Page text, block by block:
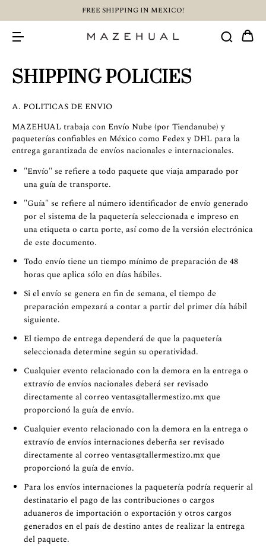
FREE SHIPPING IN MEXICO!
SHIPPING POLICIES
A. POLITICAS DE ENVIO
MAZEHUAL trabaja con Envío Nube (por Tiendanube) y
paqueterías confiables en México como Fedex y DHL para la
entrega garantizada de envíos nacionales e internacionales.
"Envío" se refiere a todo paquete que viaja amparado por
una guía de transporte.
"Guía" se refiere al número identificador de envío generado
por el sistema de la paquetería seleccionada e impreso en
una etiqueta o carta porte, así como de la versión electrónica
de este documento.
Todo envío tiene un tiempo mínimo de preparación de 48
horas que aplica sólo en días hábiles.
Si el envío se genera en fin de semana, el tiempo de
preparación empezará a contar a partir del primer día hábil
siguiente.
El tiempo de entrega dependerá de que la paquetería
seleccionada determine según su operatividad.
Cualquier evento relacionado con la demora en la entrega o
extravío de envíos nacionales deberá ser revisado
directamente al correo ventas@tallermestizo.mxque
proporcionó la guía de envío.
Cualquier evento relacionado con la demora en la entrega o
extravío de envíos internaciones deberña ser revisado
directamente al correo ventas@tallermestizo.mxque
proporcionó la guía de envío.
Para los envíos internaciones la paquetería podría requerir al
destinatario el pago de las contribuciones o cargos
aduaneros de importación o exportación y otros cargos
generados en el país de destino antes de realizar la entrega
del paquete.